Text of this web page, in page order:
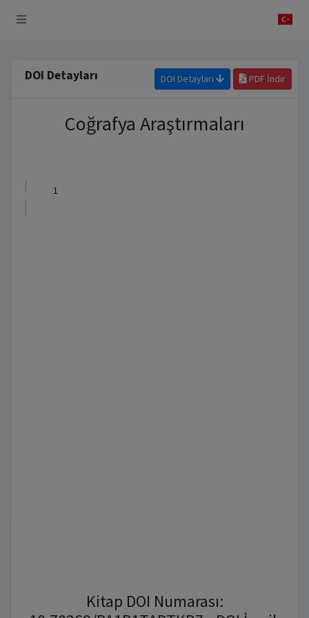
DOI Detayları DOI Detayları PDF İndir
Coğrafya Araştırmaları
Kitap DOI Numarası: